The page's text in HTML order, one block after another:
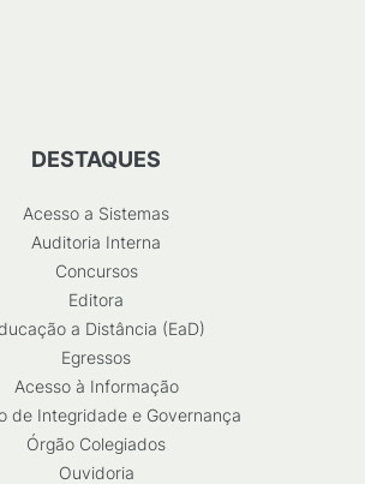
DESTAQUES
Acesso a Sistemas
Auditoria Interna
Concursos
Editora
a Distância (EaD)
Egressos
Acesso à Informação
de Integridade e Governança
Órgão Colegiados
Ouvidoria